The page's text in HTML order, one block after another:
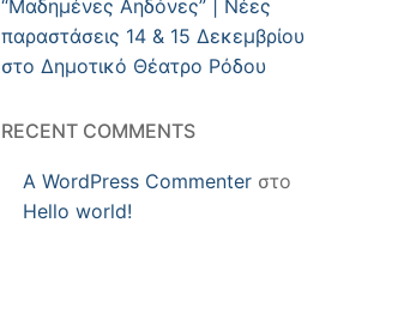
“Μαδημένες Αηδόνες” | Νέες
παραστάσεις 14 & 15 Δεκεμβρίου
στο Δημοτικό Θέατρο Ρόδου
RECENT COMMENTS
A WordPress Commenter στο
Hello world!